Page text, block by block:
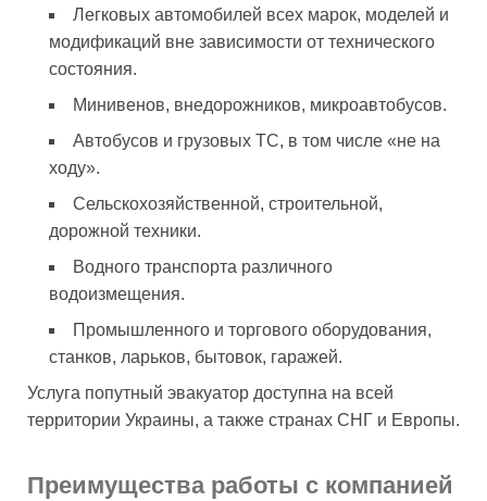
Легковых автомобилей всех марок, моделей и
модификаций вне зависимости от технического
состояния.
Минивенов, внедорожников, микроавтобусов.
Автобусов и грузовых ТС, в том числе «не на
ходу».
Сельскохозяйственной, строительной,
дорожной техники.
Водного транспорта различного
водоизмещения.
Промышленного и торгового оборудования,
станков, ларьков, бытовок, гаражей.
Услуга попутный эвакуатор доступна на всей
территории Украины, а также странах СНГ и Европы.
Преимущества работы с компанией